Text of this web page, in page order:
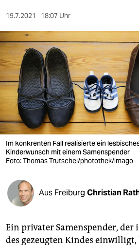
sport
berlin
nord
wahrheit
verlag
verlag
veranstaltungen
fragen & hilfe
abo
19.7.2021 18:07 Uhr
Im konkrenten Fall realisierte ein
Kinderwunsch mit einem Samenspender
Foto: Thomas Trutschel/photothek/imago
Aus Freiburg Christian
Ein privater Samenspender, der
des gezeugten Kindes